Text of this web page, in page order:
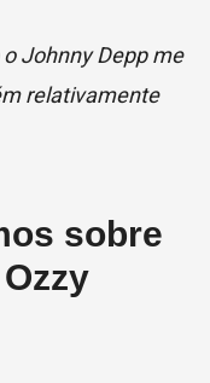
Johnny Depp me
relativamente
sobre